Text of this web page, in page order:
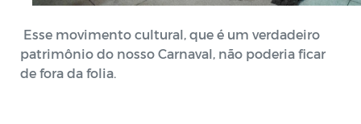
Esse movimento cultural, que é um verdadeiro
patrimônio do nosso Carnaval, não poderia ficar
de fora da folia.